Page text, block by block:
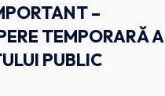
–
TEMPORARĂ A
PUBLIC